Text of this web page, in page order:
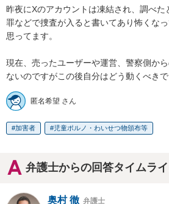
昨夜にXのアカウントは凍結され、調べ
罪などで捜査が入ると書いてあり怖くな
思ってます。
現在、売ったユーザーや運営、警察側か
ないのですがこの後自分はどう動くべき
匿名希望 さん
加害者 児童ポルノ・わいせつ物頒布等
弁護士からの回答タイムラ
奥村 徹 弁護士